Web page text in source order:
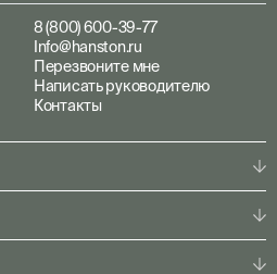
8 (800) 600-39-77
Info@hanston.ru
Перезвоните мне
Написать руководителю
Контакты